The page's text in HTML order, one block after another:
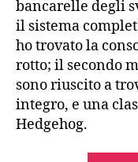
bancarelle degli
il sistema
ho trovato la
rotto; il secondo
sono riuscito a
integro, e una
Hedgehog.